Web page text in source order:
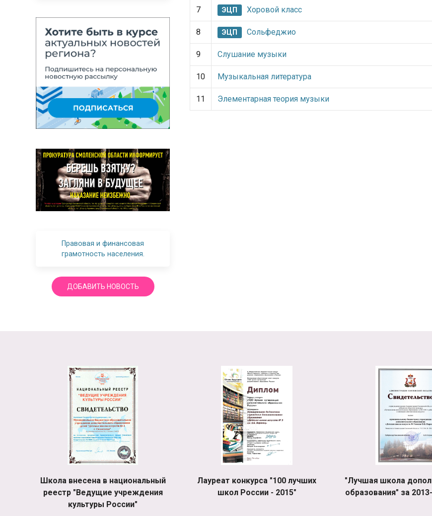
Правовая и финансовая
грамотность населения.
ДОБАВИТЬ НОВОСТЬ
7 ЭЦП Хоровой класс
8 ЭЦП Сольфеджио
9 Слушание музыки
10 Музыкальная литература
11 Элементарная теория музыки
Школа внесена в национальный
реестр "Ведущие учреждения
культуры России"
Лауреат конкурса "100 лучших
школ России - 2015"
"Лучшая школа
образования" за